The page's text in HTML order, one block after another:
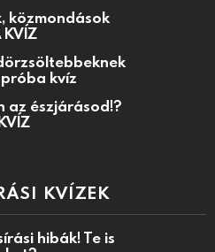
közmondások
KVÍZ
kvíz
az észjárásod!?
KVÍZEK
hibák! Te is